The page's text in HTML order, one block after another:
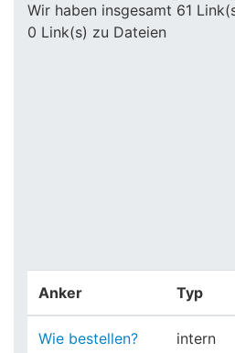
Wir haben insgesamt 61
0 Link(s) zu Dateien
Anker Typ
Wie bestellen? intern